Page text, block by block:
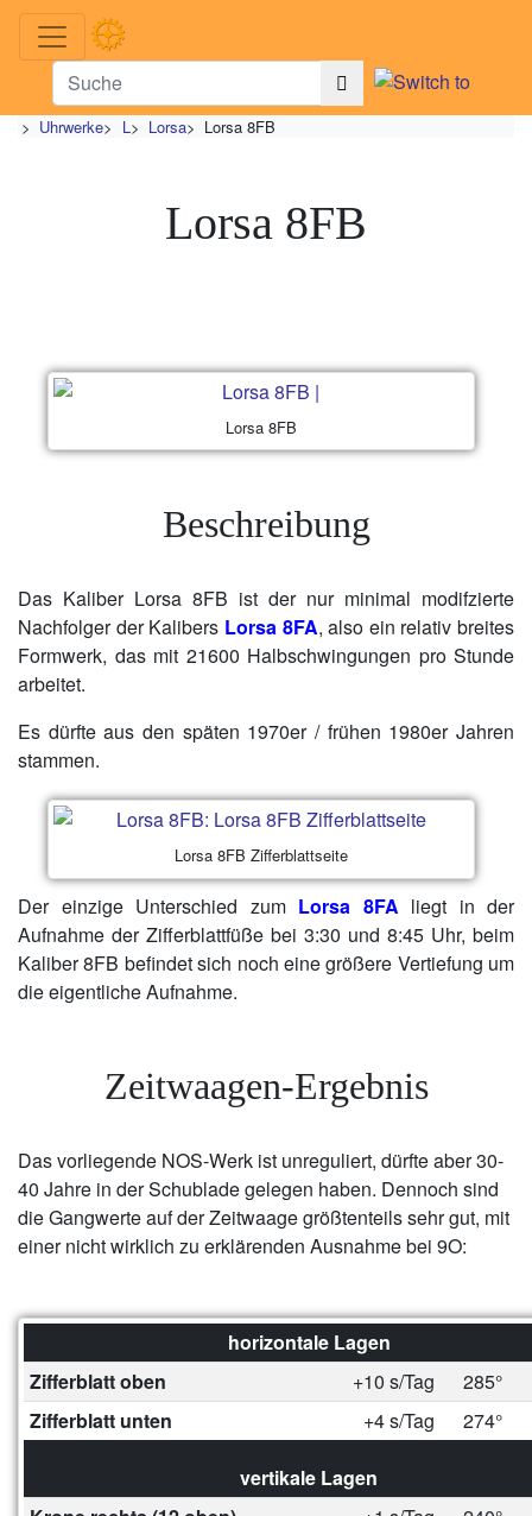
> Uhrwerke> L > Lorsa> Lorsa 8FB
Lorsa 8FB
Lorsa 8FB
Beschreibung
Das Kaliber Lorsa 8FB ist der nur minimal modifzierte
Nachfolger der Kalibers Lorsa 8FA, also ein relativ breites
Formwerk, das mit 21600 Halbschwingungen pro Stunde
arbeitet.
Es dürfte aus den späten 1970er / frühen 1980er Jahren
stammen.
Lorsa 8FB Zifferblattseite
Der einzige Unterschied zum Lorsa 8FA liegt in der
Aufnahme der Zifferblattfüße bei 3:30 und 8:45 Uhr, beim
Kaliber 8FB befindet sich noch eine größere Vertiefung um
die eigentliche Aufnahme.
Zeitwaagen-Ergebnis
Das vorliegende NOS-Werk ist unreguliert, dürfte aber 30-
40 Jahre in der Schublade gelegen haben. Dennoch sind
die Gangwerte auf der Zeitwaage größtenteils sehr gut, mit
einer nicht wirklich zu erklärenden Ausnahme bei 9O:
horizontale Lagen
Zifferblatt oben
+10 s/Tag
285°
Zifferblatt unten
+4 s/Tag 274°
vertikale Lagen